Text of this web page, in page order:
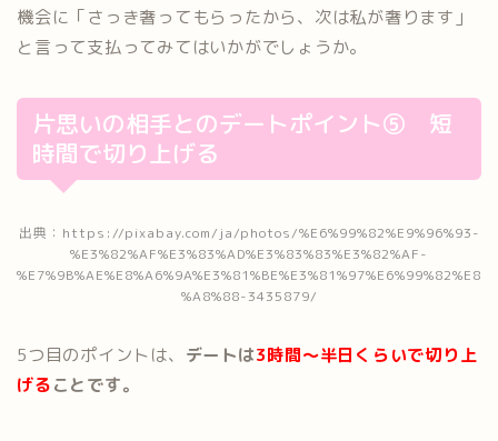
機会に「さっき奢ってもらったから、次は私が奢ります」
と言って支払ってみてはいかがでしょうか。
片思いの相手とのデートポイント⑤ 短
時間で切り上げる
出典：https://pixabay.com/ja/photos/%E6%99%82%E9%96%93-
%E3%82%AF%E3%83%AD%E3%83%83%E3%82%AF-
%E7%9B%AE%E8%A6%9A%E3%81%BE%E3%81%97%E6%99%82%E8
%A8%88-3435879/
5つ目のポイントは、 デートは3時間～半日くらいで切り上
げることです。